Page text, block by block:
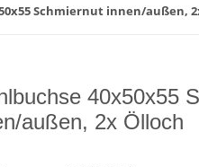
Schmiernut innen/außen,
40x50x55
außen, 2x Ölloch